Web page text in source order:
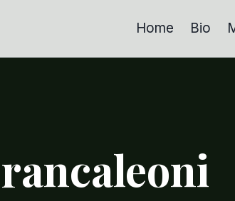
Home Bio